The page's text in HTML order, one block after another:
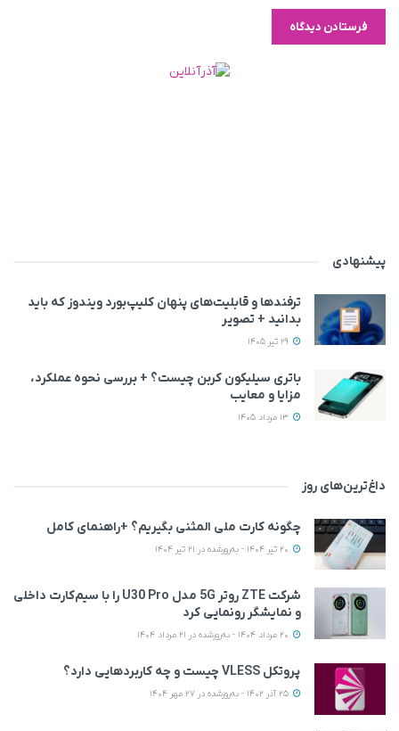
پیشنهادی
ترفندها و قابلیت‌های پنهان کلیپ‌بورد ویندوز که باید
بدانید + تصویر
باتری سیلیکون کربن چیست؟ + بررسی نحوه عملکرد،
مزایا و معایب
داغ‌ترین‌های روز
چگونه کارت ملی المثنی بگیریم؟ +راهنمای کامل
شرکت ZTE روتر 5G مدل U30 Pro را با سیم‌کارت داخلی
و نمایشگر رونمایی کرد
پروتکل VLESS چیست و چه کاربردهایی دارد؟